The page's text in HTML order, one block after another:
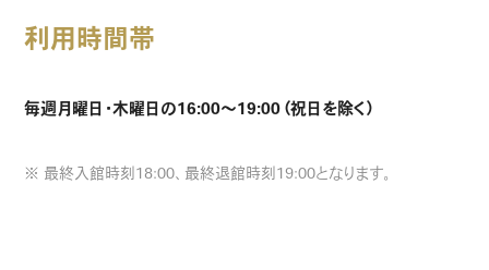
利用時間帯
毎週月曜日・木曜日の16:00～19:00（祝日を除く）
※ 最終入館時刻18:00、最終退館時刻19:00となります。